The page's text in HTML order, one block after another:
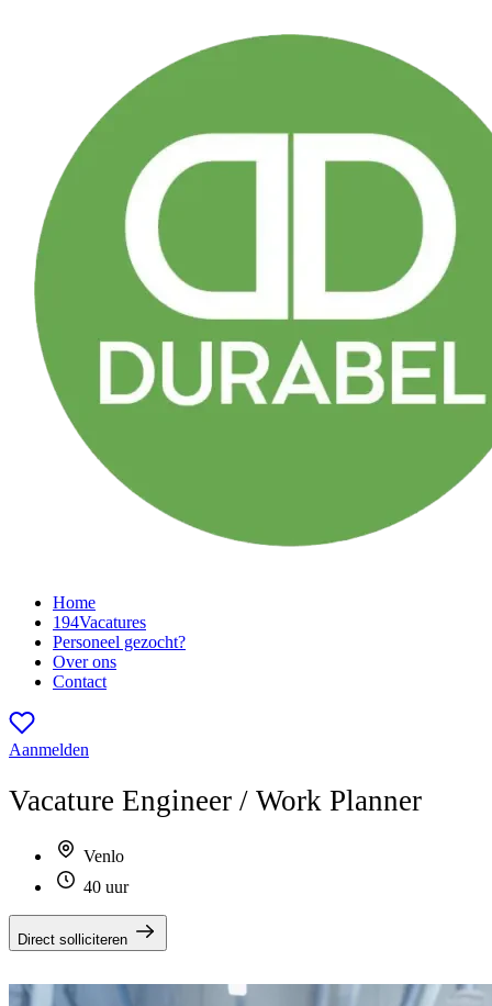
Home
194Vacatures
Personeel gezocht?
Over ons
Contact
Aanmelden
Vacature Engineer / Work Planner
Venlo
40 uur
Direct solliciteren